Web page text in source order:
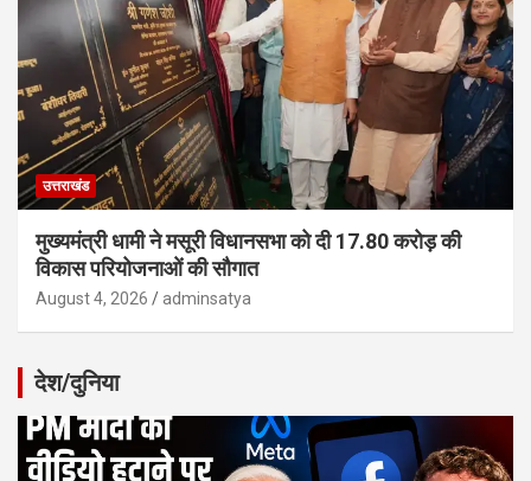
उत्तराखंड
मुख्यमंत्री धामी ने मसूरी विधानसभा को दी 17.80 करोड़ की
विकास परियोजनाओं की सौगात
August 4, 2026 adminsatya
देश/दुनिया